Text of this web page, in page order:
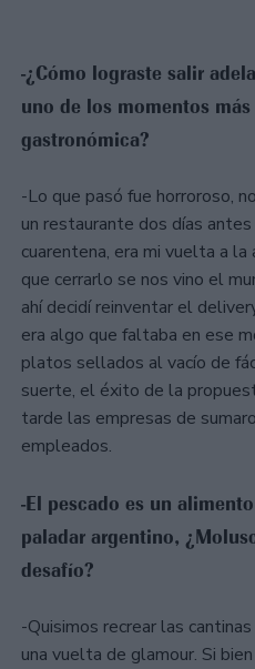
-¿Cómo lograste salir
uno de los momentos
gastronómica?
-Lo que pasó fue horroroso,
un restaurante dos días
cuarentena, era mi vuelta a
que cerrarlo se nos vino el
ahí decidí reinventar el
era algo que faltaba en ese
platos sellados al vacío de
suerte, el éxito de la
tarde las empresas de
empleados.
-El pescado es un
paladar argentino,
desafío?
-Quisimos recrear las
una vuelta de glamour. Si